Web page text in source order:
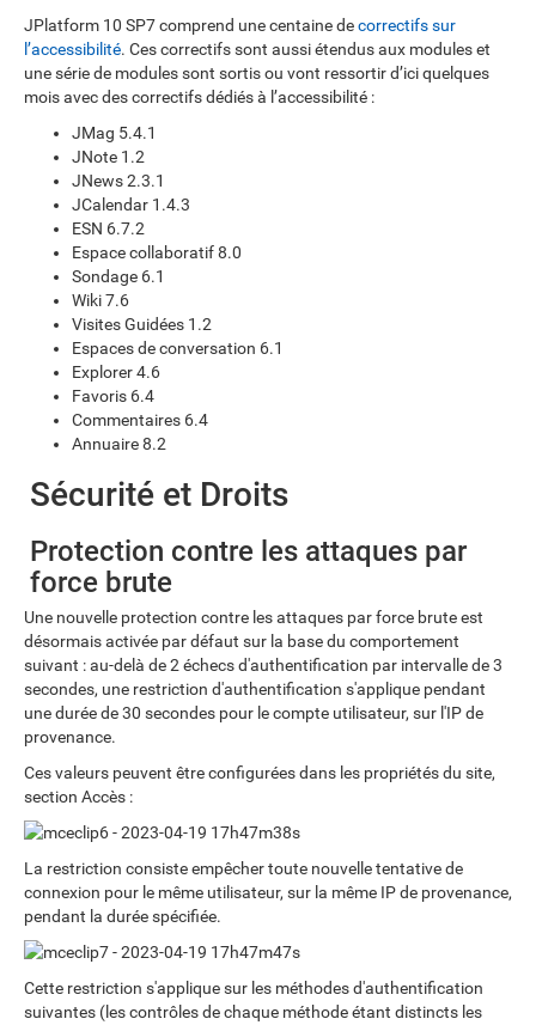
JPlatform 10 SP7 comprend une centaine decorrectifs sur
l’accessibilité. Ces correctifs sont aussi étendus aux modules et
une série de modules sont sortis ou vont ressortir d’ici quelques
mois avec des correctifs dédiés à l’accessibilité :
JMag 5.4.1
JNote 1.2
JNews 2.3.1
JCalendar 1.4.3
ESN 6.7.2
Espace collaboratif 8.0
Sondage 6.1
Wiki 7.6
Visites Guidées 1.2
Espaces de conversation 6.1
Explorer 4.6
Favoris 6.4
Commentaires 6.4
Annuaire 8.2
Sécurité et Droits
Protection contre les attaques par
force brute
Une nouvelle protection contre les attaques par force brute est
désormais activée par défaut sur la base du comportement
suivant : au-delà de 2 échecs d'authentification par intervalle de 3
secondes, une restriction d'authentification s'applique pendant
une durée de 30 secondes pour le compte utilisateur, sur l'IP de
provenance.
Ces valeurs peuvent être configurées dans les propriétés du site,
section Accès :
La restriction consiste empêcher toute nouvelle tentative de
connexion pour le même utilisateur, sur la même IP de provenance,
pendant la durée spécifiée.
Cette restriction s'applique sur les méthodes d'authentification
suivantes (les contrôles de chaque méthode étant distincts les